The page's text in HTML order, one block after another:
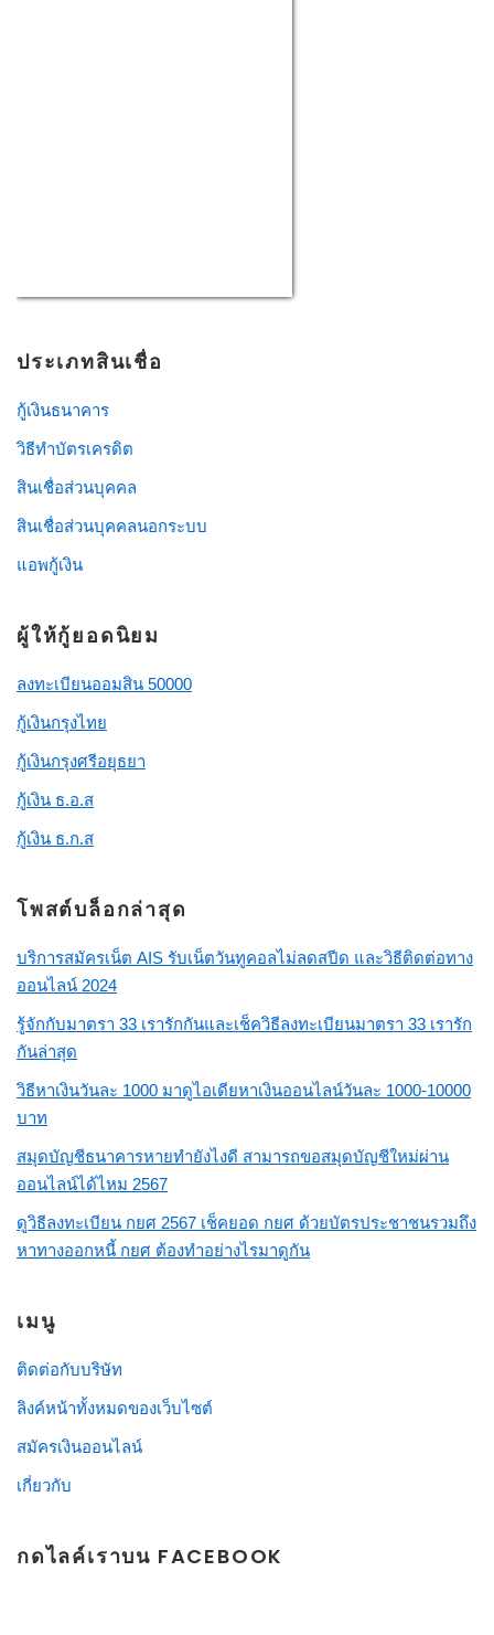
ประเภทสินเชื่อ
กู้เงินธนาคาร
วิธีทําบัตรเครดิต
สินเชื่อส่วนบุคคล
สินเชื่อส่วนบุคคลนอกระบบ
แอพกู้เงิน
ผู้ให้กู้ยอดนิยม
ลงทะเบียนออมสิน 50000
กู้เงินกรุงไทย
กู้เงินกรุงศรีอยุธยา
กู้เงิน ธ.อ.ส
กู้เงิน ธ.ก.ส
โพสต์บล็อกล่าสุด
บริการสมัครเน็ต AIS รับเน็ตวันทูคอลไม่ลดสปีด และวิธีติดต่อทาง
ออนไลน์ 2024
รู้จักกับมาตรา 33 เรารักกันและเช็ควิธีลงทะเบียนมาตรา 33 เรารัก
กันล่าสุด
วิธีหาเงินวันละ 1000 มาดูไอเดียหาเงินออนไลน์วันละ 1000-10000
บาท
สมุดบัญชีธนาคารหายทำยังไงดี สามารถขอสมุดบัญชีใหม่ผ่าน
ออนไลน์ได้ไหม 2567
ดูวิธีลงทะเบียน กยศ 2567 เช็คยอด กยศ ด้วยบัตรประชาชนรวมถึง
หาทางออกหนี้ กยศ ต้องทำอย่างไรมาดูกัน
เมนู
ติดต่อกับบริษัท
ลิงค์หน้าทั้งหมดของเว็บไซต์
สมัครเงินออนไลน์
เกี่ยวกับ
กดไลค์เราบน FACEBOOK